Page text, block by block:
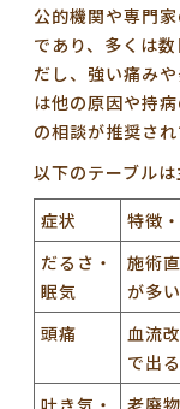
公的機関や専門
であり、多くは
だし、強い痛み
は他の原因や持
の相談が推奨され
以下のテーブルは
症状
特徴
だるさ・
眠気
施術
が多い
頭痛
血流
で出る
吐き気・
老廃